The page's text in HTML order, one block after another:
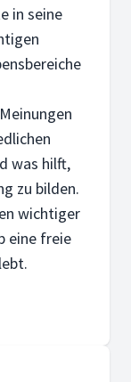
in seine
was hilft,
zu bilden.
wichtiger
eine freie